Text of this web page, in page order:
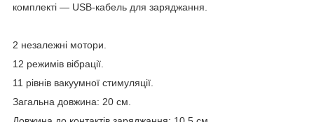
комплекті — USB-кабель для заряджання.
2 незалежні мотори.
12 режимів вібрації.
11 рівнів вакуумної стимуляції.
Загальна довжина: 20 см.